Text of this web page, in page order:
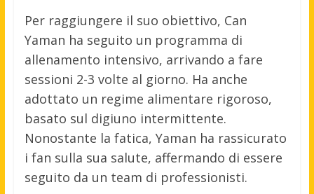
Per raggiungere il suo obiettivo, Can
Yaman ha seguito un programma di
allenamento intensivo, arrivando a fare
sessioni 2-3 volte al giorno. Ha anche
adottato un regime alimentare rigoroso,
basato sul digiuno intermittente.
Nonostante la fatica, Yaman ha rassicurato
i fan sulla sua salute, affermando di essere
seguito da un team di professionisti.